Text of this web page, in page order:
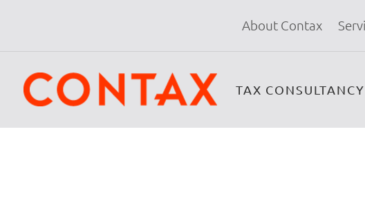
About Contax
TAX CONSULTANCY